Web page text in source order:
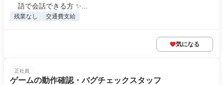
語で会話できる方 ✨...
残業なし 交通費支給
気になる
正社員
ゲームの動作確認・バグチェックスタッフ